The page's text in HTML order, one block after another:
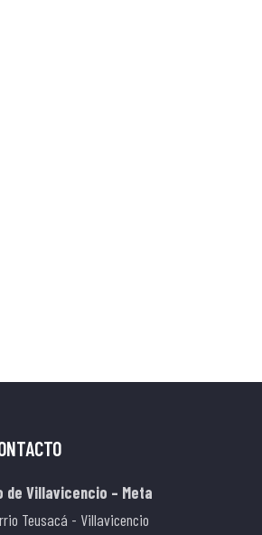
de Villavicencio – Meta
Teusacá - Villavicencio